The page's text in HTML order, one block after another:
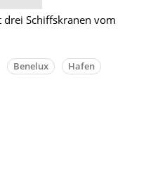
drei Schiffskranen vom
Benelux
Hafen